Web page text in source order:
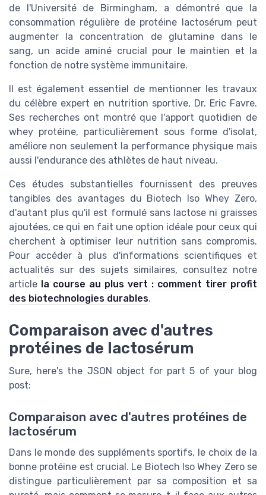
de l'Université de Birmingham, a démontré que la
consommation régulière de protéine lactosérum peut
augmenter la concentration de glutamine dans le
sang, un acide aminé crucial pour le maintien et la
fonction de notre système immunitaire.
Il est également essentiel de mentionner les travaux
du célèbre expert en nutrition sportive, Dr. Eric Favre.
Ses recherches ont montré que l'apport quotidien de
whey protéine, particulièrement sous forme d'isolat,
améliore non seulement la performance physique mais
aussi l'endurance des athlètes de haut niveau.
Ces études substantielles fournissent des preuves
tangibles des avantages du Biotech Iso Whey Zero,
d'autant plus qu'il est formulé sans lactose ni graisses
ajoutées, ce qui en fait une option idéale pour ceux qui
cherchent à optimiser leur nutrition sans compromis.
Pour accéder à plus d'informations scientifiques et
actualités sur des sujets similaires, consultez notre
article la course au plus vert : comment tirer profit
des biotechnologies durables.
Comparaison avec d'autres
protéines de lactosérum
Sure, here's the JSON object for part 5 of your blog
post:
Comparaison avec d'autres protéines de
lactosérum
Dans le monde des suppléments sportifs, le choix de la
bonne protéine est crucial. Le Biotech Iso Whey Zero se
distingue particulièrement par sa composition et sa